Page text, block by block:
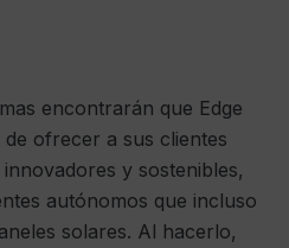
encontrarán que Edge
ofrecer a sus clientes
y sostenibles,
autónomos que incluso
solares. Al hacerlo,